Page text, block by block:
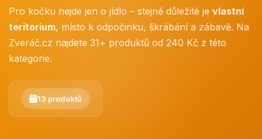
Pro kočku nejde jen o jídlo – stejně důležité je vlastní
teritorium, místo k odpočinku, škrábání a zábavě. Na
Zveráč.cz najdete 31+ produktů od 240 Kč z této
kategorie.
13 produktů